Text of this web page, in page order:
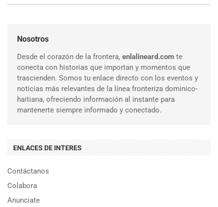
Nosotros
Desde el corazón de la frontera, enlalineard.com te
conecta con historias que importan y momentos que
trascienden. Somos tu enlace directo con los eventos y
noticias más relevantes de la línea fronteriza dominico-
haitiana, ofreciendo información al instante para
mantenerte siempre informado y conectado.
ENLACES DE INTERES
Contáctanos
Colabora
Anunciate